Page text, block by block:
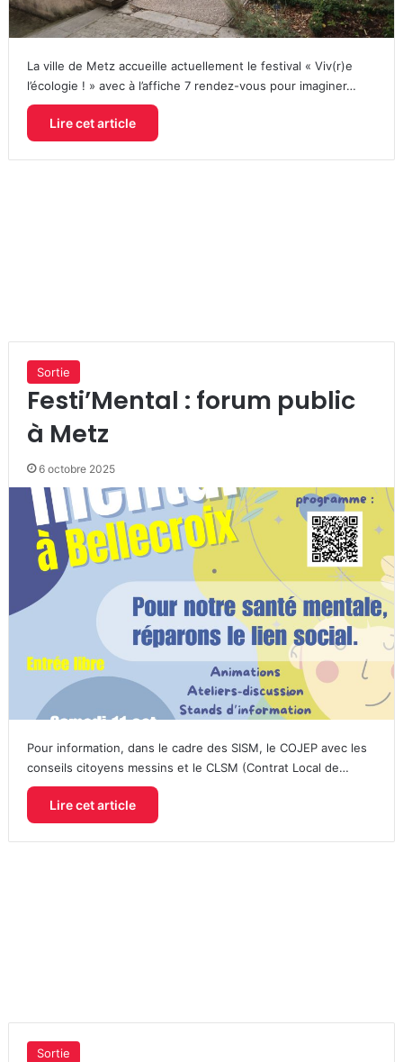
La ville de Metz accueille actuellement le festival « Viv(r)e
l’écologie ! » avec à l’affiche 7 rendez-vous pour imaginer…
Lire cet article
Sortie
Festi’Mental : forum public
à Metz
6 octobre 2025
Pour information, dans le cadre des SISM, le COJEP avec les
conseils citoyens messins et le CLSM (Contrat Local de…
Lire cet article
Sortie